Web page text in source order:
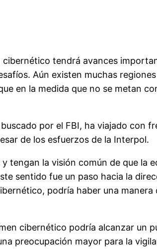
tendrá avances
Aún existen muchas
en la medida que no se metan
por el FBI, ha viajado con
de los esfuerzos de la Interpol.
tengan la visión común de que la
sentido fue un paso hacia la
podría haber una manera
cibernético podría alcanzar un
preocupación mayor para la